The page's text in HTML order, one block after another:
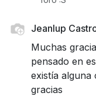
Jeanlup
Muchas
pensado en
existía
gracias